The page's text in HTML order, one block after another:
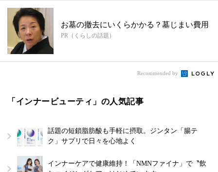
お墓の撤去にいくらかかる？墓じまい費用
PR（くらしの話題）
Recommended by
「インナービューティ」の人気記事
話題の短鎖脂肪酸も手軽に摂取。ジンタン「腸テ
ク」サプリで日々を心地よく
インナーケアで健康維持！「NMNファイナ」で〝飲